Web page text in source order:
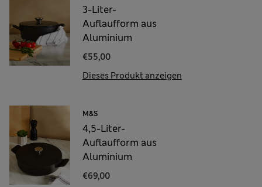
3-Liter-
Auflaufform aus
Aluminium
€55,00
Dieses Produkt anzeigen
M&S
4,5-Liter-
Auflaufform aus
Aluminium
€69,00